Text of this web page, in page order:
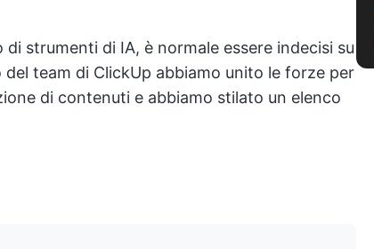
strumenti di IA, è normale essere indecisi su
team di ClickUp abbiamo unito le forze per
di contenuti e abbiamo stilato un elenco